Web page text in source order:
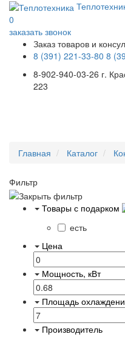
0
заказать звонок
Заказ товаров и
8 (391) 221-33-80 8
8-902-940-03-26 г.
223
Главная Каталог
Фильтр
Товары с подарком
есть
Цена
Мощность, кВт
Площадь
Производитель